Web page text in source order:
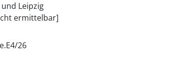
Leipzig
ermittelbar]
26